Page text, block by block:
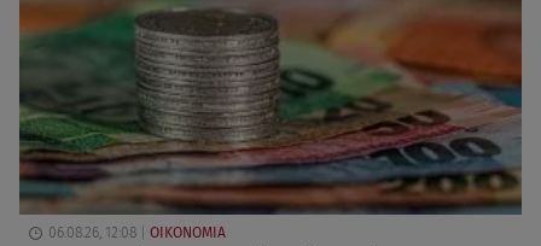
06.08.26, 12:08 ΟΙΚΟΝΟΜΙΑ